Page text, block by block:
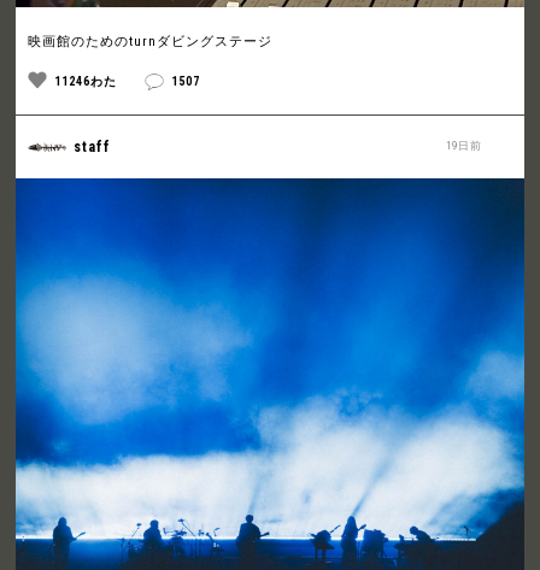
映画館のためのturnダビングステージ
11246わた 1507
19日前
staff